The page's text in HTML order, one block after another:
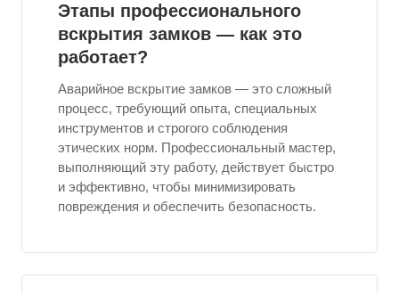
Этапы профессионального
вскрытия замков — как это
работает?
Аварийное вскрытие замков — это сложный
процесс, требующий опыта, специальных
инструментов и строгого соблюдения
этических норм. Профессиональный мастер,
выполняющий эту работу, действует быстро
и эффективно, чтобы минимизировать
повреждения и обеспечить безопасность.